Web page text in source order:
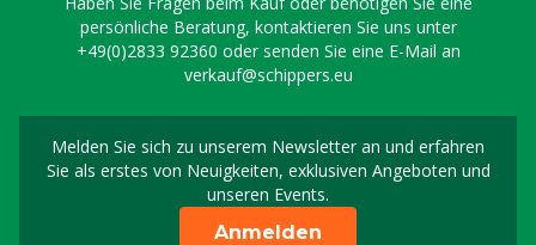
persönliche Beratung, kontaktieren Sie uns unter
+49(0)2833 92360 oder senden Sie eine E-Mail an
verkauf@schippers.eu
Melden Sie sich zu unserem Newsletter an und erfahren
Sie als erstes von Neuigkeiten, exklusiven Angeboten und
unseren Events.
Melden Sie sich für
Anmelden